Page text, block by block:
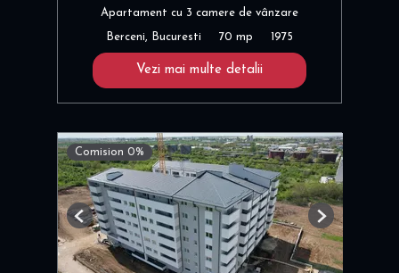
Apartament cu 3 camere de vânzare
Berceni, Bucuresti 70 mp 1975
Vezi mai multe detalii
Comision 0%
Previous Next